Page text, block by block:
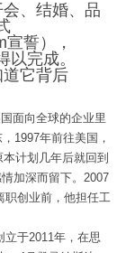
、结婚、品
誓），
完成。
它背后
面向全球的企业里
1997年前往美国，
计划几年后就回到
加深而留下。2007
职创业前，他担任工
立于2011年，在思